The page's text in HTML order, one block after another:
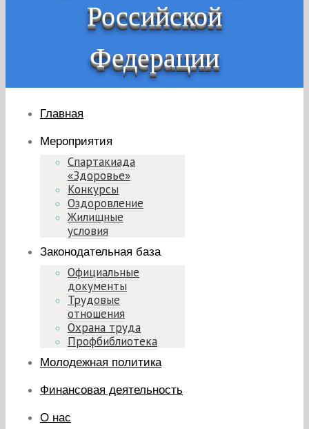
Российской
Федерации
Главная
Мероприятия
Спартакиада
«Здоровье»
Конкурсы
Оздоровление
Жилищные
условия
Законодательная база
Официальные
документы
Трудовые
отношения
Охрана труда
Профбиблиотека
Молодежная политика
Финансовая деятельность
О нас